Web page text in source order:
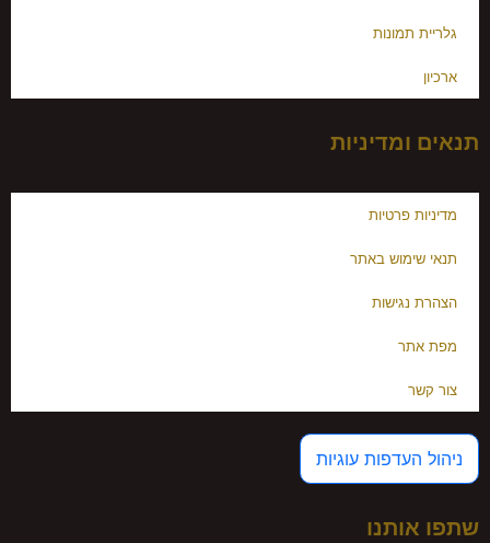
גלריית תמונות
ארכיון
תנאים ומדיניות
מדיניות פרטיות
תנאי שימוש באתר
הצהרת נגישות
מפת אתר
צור קשר
ניהול העדפות עוגיות
שתפו אותנו